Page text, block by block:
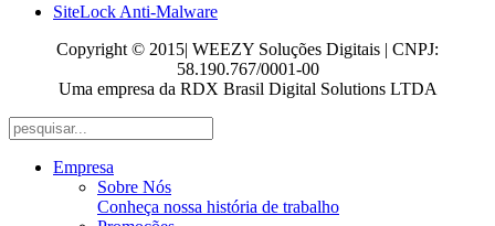
SiteLock Anti-Malware
Copyright © 2015| WEEZY Soluções Digitais | CNPJ:
58.190.767/0001-00
Uma empresa da RDX Brasil Digital Solutions LTDA
Empresa
Sobre Nós
Conheça nossa história de trabalho